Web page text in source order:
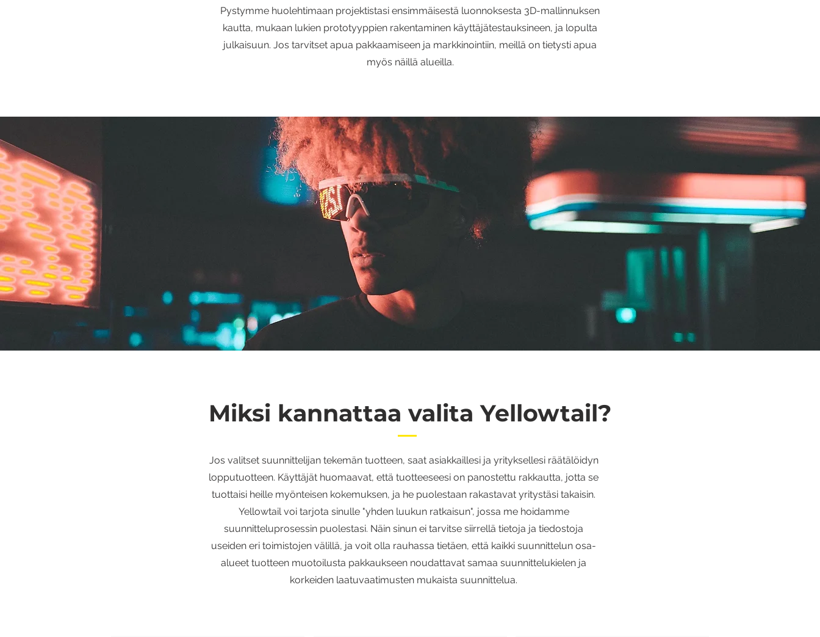
Pystymme huolehtimaan projektistasi ensimmäisestä luonnoksesta 3D-mallinnuksen
kautta, mukaan lukien prototyyppien rakentaminen käyttäjätestauksineen, ja lopulta
julkaisuun. Jos tarvitset apua pakkaamiseen ja markkinointiin, meillä on tietysti apua
myös näillä alueilla.
Miksi kannattaa valita Yellowtail?
Jos valitset suunnittelijan tekemän tuotteen, saat asiakkaillesi ja yrityksellesi räätälöidyn
lopputuotteen. Käyttäjät huomaavat, että tuotteeseesi on panostettu rakkautta, jotta se
tuottaisi heille myönteisen kokemuksen, ja he puolestaan rakastavat yritystäsi takaisin.
Yellowtail voi tarjota sinulle "yhden luukun ratkaisun", jossa me hoidamme
suunnitteluprosessin puolestasi. Näin sinun ei tarvitse siirrellä tietoja ja tiedostoja
useiden eri toimistojen välillä, ja voit olla rauhassa tietäen, että kaikki suunnittelun osa-
alueet tuotteen muotoilusta pakkaukseen noudattavat samaa suunnittelukielen ja
korkeiden laatuvaatimusten mukaista suunnittelua.